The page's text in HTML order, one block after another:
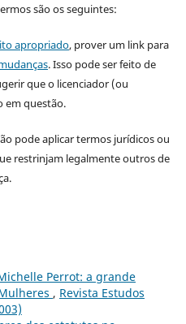
são os seguintes:
apropriado, prover um link para
. Isso pode ser feito de
que o licenciador (ou
em questão.
pode aplicar termos jurídicos ou
restrinjam legalmente outros de
Perrot: a grande
, Revista Estudos